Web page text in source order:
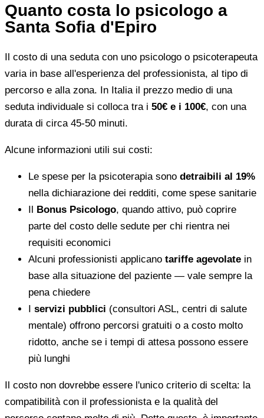
Quanto costa lo psicologo a
Santa Sofia d'Epiro
Il costo di una seduta con uno psicologo o psicoterapeuta
varia in base all'esperienza del professionista, al tipo di
percorso e alla zona. In Italia il prezzo medio di una
seduta individuale si colloca tra i 50€ e i 100€, con una
durata di circa 45-50 minuti.
Alcune informazioni utili sui costi:
Le spese per la psicoterapia sono detraibili al 19%
nella dichiarazione dei redditi, come spese sanitarie
Il Bonus Psicologo, quando attivo, può coprire
parte del costo delle sedute per chi rientra nei
requisiti economici
Alcuni professionisti applicano tariffe agevolate in
base alla situazione del paziente — vale sempre la
pena chiedere
I servizi pubblici (consultori ASL, centri di salute
mentale) offrono percorsi gratuiti o a costo molto
ridotto, anche se i tempi di attesa possono essere
più lunghi
Il costo non dovrebbe essere l'unico criterio di scelta: la
compatibilità con il professionista e la qualità del